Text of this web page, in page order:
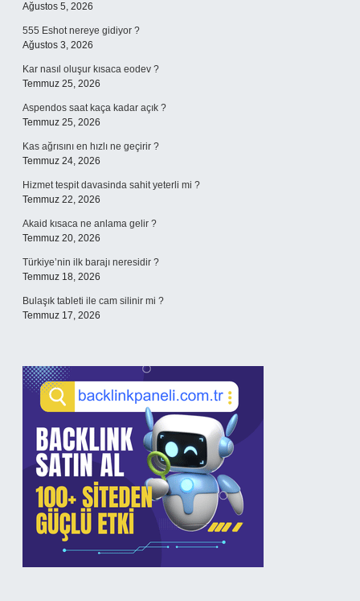
Ağustos 5, 2026
555 Eshot nereye gidiyor ?
Ağustos 3, 2026
Kar nasıl oluşur kısaca eodev ?
Temmuz 25, 2026
Aspendos saat kaça kadar açık ?
Temmuz 25, 2026
Kas ağrısını en hızlı ne geçirir ?
Temmuz 24, 2026
Hizmet tespit davasinda sahit yeterli mi ?
Temmuz 22, 2026
Akaid kısaca ne anlama gelir ?
Temmuz 20, 2026
Türkiye’nin ilk barajı neresidir ?
Temmuz 18, 2026
Bulaşık tableti ile cam silinir mi ?
Temmuz 17, 2026